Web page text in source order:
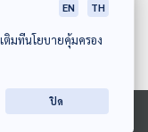
55:50
ะกันเถื่อนรับเคลม
EN TH
ติมที่นโยบายคุ้มครอง
ปิด